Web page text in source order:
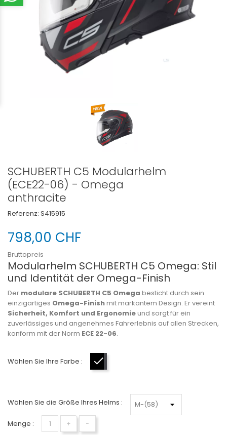
SCHUBERTH C5 Modularhelm
(ECE22-06) - Omega
anthracite
Referenz: S415915
798,00 CHF
Bruttopreis
Modularhelm SCHUBERTH C5 Omega: Stil
und Identität der Omega-Finish
Der modulare SCHUBERTH C5 Omega besticht durch sein
einzigartiges Omega-Finishmit markantem Design. Er vereint
Sicherheit, Komfort und Ergonomieund sorgt für ein
zuverlässiges und angenehmes Fahrerlebnis auf allen Strecken,
konform mit der Norm ECE 22-06.
Wählen Sie Ihre Farbe :
Wählen Sie die Größe Ihres Helms :
Menge : + −